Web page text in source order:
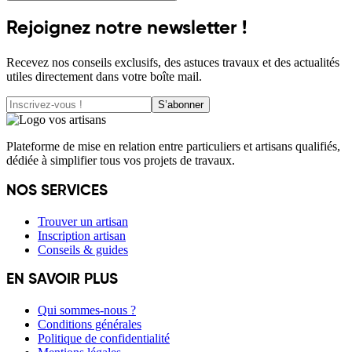
Rejoignez notre newsletter !
Recevez nos conseils exclusifs, des astuces travaux et des actualités
utiles directement dans votre boîte mail.
S’abonner
Plateforme de mise en relation entre particuliers et artisans qualifiés,
dédiée à simplifier tous vos projets de travaux.
NOS SERVICES
Trouver un artisan
Inscription artisan
Conseils & guides
EN SAVOIR PLUS
Qui sommes-nous ?
Conditions générales
Politique de confidentialité